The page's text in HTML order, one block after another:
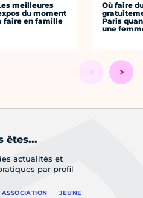
meilleures
du moment
faire en famille
Où faire
Paris
une
êtes...
actualités et
par profil
ASSOCIATION JEUNE